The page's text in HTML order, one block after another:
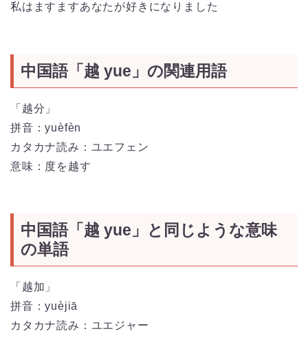
私はますますあなたが好きになりました
中国語「越 yue」の関連用語
「越分」
拼音：yuèfèn
カタカナ読み：ユエフェン
意味：度を越す
中国語「越 yue」と同じような意味
の単語
「越加」
拼音：yuèjiā
カタカナ読み：ユエジャー